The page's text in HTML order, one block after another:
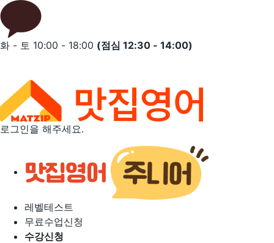
Skip
to
content
화 - 토 10:00 - 18:00 (점심 12:30 - 14:00)
로그인을 해주세요.
레벨테스트
무료수업신청
수강신청